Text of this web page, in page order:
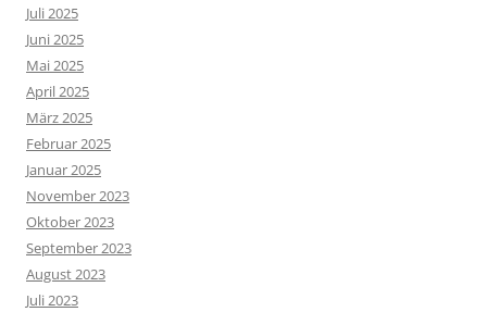
Juli 2025
Juni 2025
Mai 2025
April 2025
März 2025
Februar 2025
Januar 2025
November 2023
Oktober 2023
September 2023
August 2023
Juli 2023